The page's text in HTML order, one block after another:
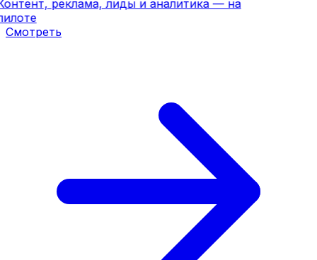
реклама, лиды и аналитика — на
Смотреть